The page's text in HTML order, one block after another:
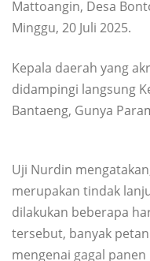
Mattoangin, Desa
Minggu, 20 Juli 2025.
Kepala daerah yang
didampingi langsung
Bantaeng, Gunya
Uji Nurdin
merupakan tindak
dilakukan beberapa
tersebut, banyak
mengenai gagal